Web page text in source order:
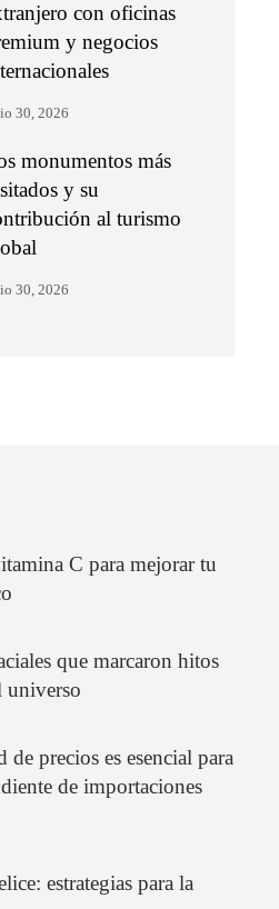
con oficinas
y negocios
30, 2026
monumentos más
y su
al turismo
30, 2026
C para mejorar tu
que marcaron hitos
universo
de precios es esencial para
de importaciones
estrategias para la